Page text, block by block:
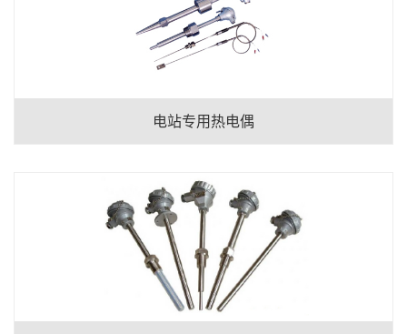
电站专用热电偶